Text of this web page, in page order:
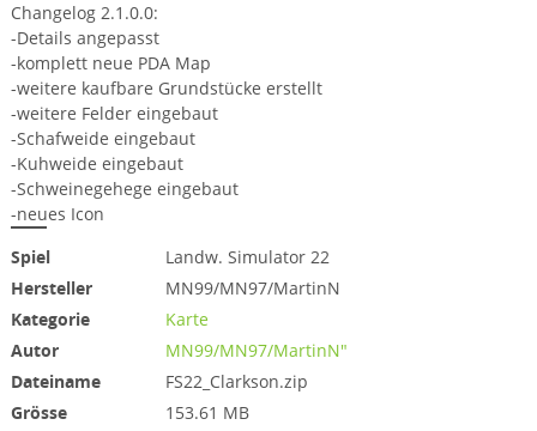
Changelog 2.1.0.0:
-Details angepasst
-komplett neue PDA Map
-weitere kaufbare Grundstücke erstellt
-weitere Felder eingebaut
-Schafweide eingebaut
-Kuhweide eingebaut
-Schweinegehege eingebaut
-neues Icon
Spiel
Landw. Simulator 22
Hersteller
MN99/MN97/MartinN
Kategorie
Karte
Autor
MN99/MN97/MartinN"
Dateiname
FS22_Clarkson.zip
Grösse
153.61 MB